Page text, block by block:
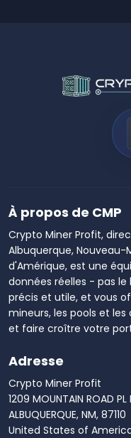
À propos de CMP
Crypto Miner Profit,
Albuquerque, Nouveau-
d'Amérique, est une
données réelles - pas
précis et utile, et vous
mineurs, les pools et
et faire croître votre
Adresse
Crypto Miner Profit
1209 MOUNTAIN ROAD PL
ALBUQUERQUE, NM, 87110
United States of